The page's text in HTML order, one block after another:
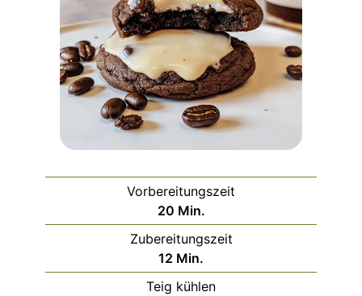
Vorbereitungszeit
20Minuten
Min.
Zubereitungszeit
12 Minuten
Min.
Teig kühlen